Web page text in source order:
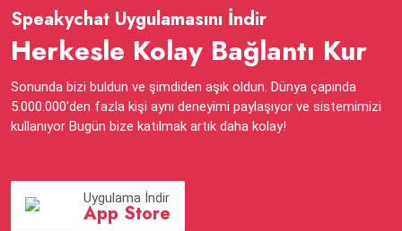
Speakychat Uygulamasını İndir
Herkesle Kolay Bağlantı Kur
Sonunda bizi buldun ve şimdiden aşık oldun. Dünya çapında
5.000.000'den fazla kişi aynı deneyimi paylaşıyor ve sistemimizi
kullanıyor Bugün bize katılmak artık daha kolay!
Uygulama İndir
App Store